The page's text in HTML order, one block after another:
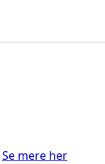
Se mere her